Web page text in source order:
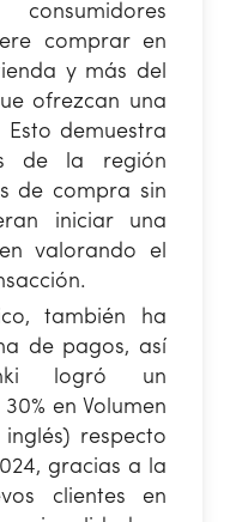
comprar en
y más del
ofrezcan una
Esto demuestra
de la región
de compra sin
iniciar una
valorando el
también ha
de pagos, así
logró un
en Volumen
respecto
gracias a la
clientes en